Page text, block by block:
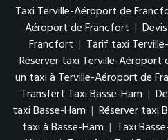
Taxi Terville-Aéroport de
Aéroport de Francfort |
Francfort | Tarif taxi
Réserver taxi Terville-Aéroport
un taxi à Terville-Aéroport de
Transfert Taxi Basse-Ham |
taxi Basse-Ham | Réserver taxi
taxi à Basse-Ham | Taxi